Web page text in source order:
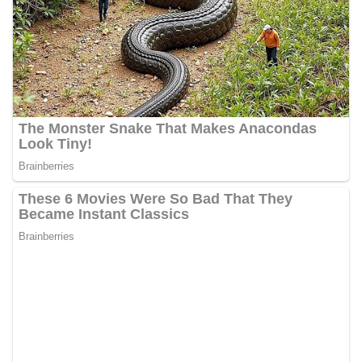
bendera, kegiatan sambang DDS ini juga
dimanfaatkan sebagai sarana deteksi dini (early
warning) guna mengantisipasi potensi gangguan
keamanan dan ketertiban masyarakat
(Kamtibmas) di lingkungan tempat tinggal warga.
Melalui interaksi langsung tersebut,
Bhabinkamtibmas dapat menghimpun informasi
awal terkait situasi sosial, potensi kerawanan,
maupun hal-hal yang dapat mengganggu
kondusivitas wilayah, khususnya menjelang
diwarnai dengan berbagai kegiatan dan
keramaian warga.‎‎Dengan adanya deteksi dini ini,
diantisipasi sejak awal sehingga situasi di